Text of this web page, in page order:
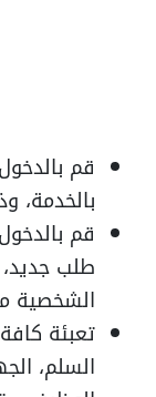
قم
بالخدمة،
قم
طلب
الشخصية
تعبئة كافة
السلم،